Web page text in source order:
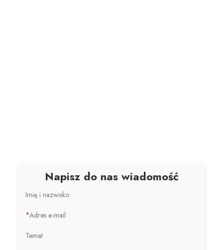
Napisz do nas wiadomość
Imię i nazwisko
*Adres e-mail
Temat